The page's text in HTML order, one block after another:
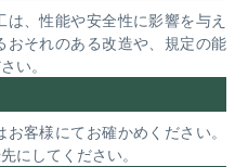
、性能や安全性に影響を与え
おそれのある改造や、規定の能
い。
客様にてお確かめください。
にしてください。